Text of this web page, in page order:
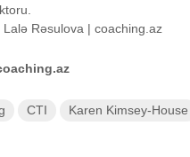
Lalə Rəsulova | coaching.az
CTI Karen Kimsey-House